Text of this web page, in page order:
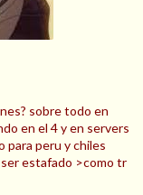
sobre todo en
en el 4 y en servers
para peru y chiles
estafado >como tr